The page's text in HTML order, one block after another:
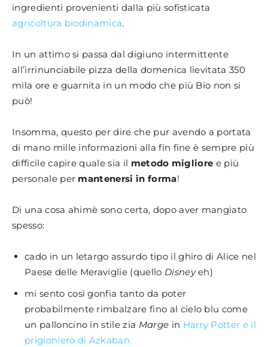
ingredienti provenienti dalla più sofisticata
agricoltura biodinamica.
In un attimo si passa dal digiuno intermittente
all’irrinunciabile pizza della domenica lievitata 350
mila ore e guarnita in un modo che più Bio non si
può!
Insomma, questo per dire che pur avendo a portata
di mano mille informazioni alla fin fine è sempre più
difficile capire quale sia il metodo migliore e più
personale per mantenersi in forma!
Di una cosa ahimè sono certa, dopo aver mangiato
spesso:
cado in un letargo assurdo tipo il ghiro di Alice nel
Paese delle Meraviglie (quello Disneyeh)
mi sento così gonfia tanto da poter
probabilmente rimbalzare fino al cielo blu come
un palloncino in stile zia Marge in Harry Potter e il
prigioniero di Azkaban.